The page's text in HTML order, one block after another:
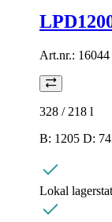
Art.nr.: 16044
328 / 218 l
B: 1205 D:
Lokal